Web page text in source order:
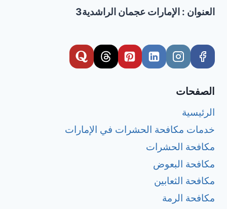
العنوان : الإمارات عجمان الراشدية3
الصفحات
الرئيسية
خدمات مكافحة الحشرات في الإمارات
مكافحة الحشرات
مكافحة البعوض
مكافحة الثعابين
مكافحة الرمة